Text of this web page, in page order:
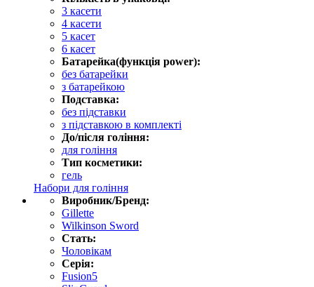
3 касети
4 касети
5 касет
6 касет
Батарейка(функція power):
без батарейки
з батарейкою
Подставка:
без підставки
з підставкою в комплекті
До/після гоління:
для гоління
Тип косметики:
гель
Набори для гоління
Виробник/Бренд:
Gillette
Wilkinson Sword
Стать:
Чоловікам
Серія:
Fusion5